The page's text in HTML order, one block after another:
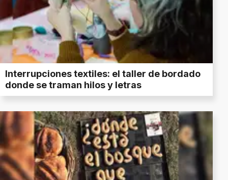
Interrupciones textiles: el taller de bordado
donde se traman hilos y letras